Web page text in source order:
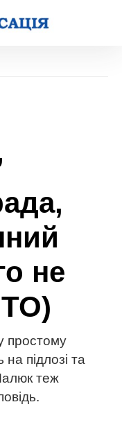
не
простому
підлозі та
теж